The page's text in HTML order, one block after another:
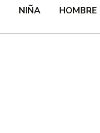
NIÑA HOMBRE